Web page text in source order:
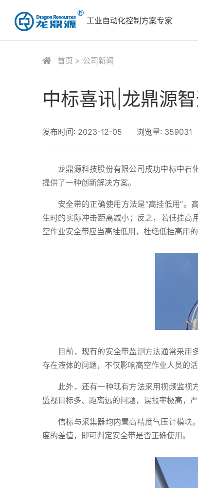
工业自动化控制方案专家
首页 公司新闻
中标喜讯|龙鼎源
发布时间: 2023-12-05 浏览量: 359031
龙鼎源科技股份有限公司成功中标中石
提供了一种创新解决方案。
安全带的正确使用方法是“高挂低用”。
生时的实际冲击距离减小；反之，若低挂高
空作业安全带应当高挂低用，杜绝低挂高用的
目前，现有的安全带监测方法通常采用
存在液体的问题，不仅影响高空作业人员的
此外，还有一种现有方法采用视频监视
监视目标多、距离远的问题，误报率极高，
信标与采集器均内置高精度气压计模块
度的差值，即可判定安全带是否正确使用。